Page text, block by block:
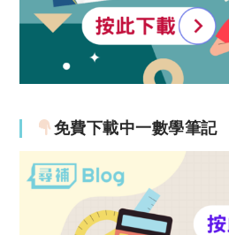
免費下載中一數學筆記